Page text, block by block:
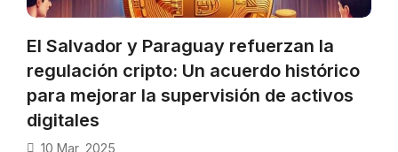
El Salvador y Paraguay refuerzan la
regulación cripto: Un acuerdo histórico
para mejorar la supervisión de activos
digitales
10 Mar, 2025